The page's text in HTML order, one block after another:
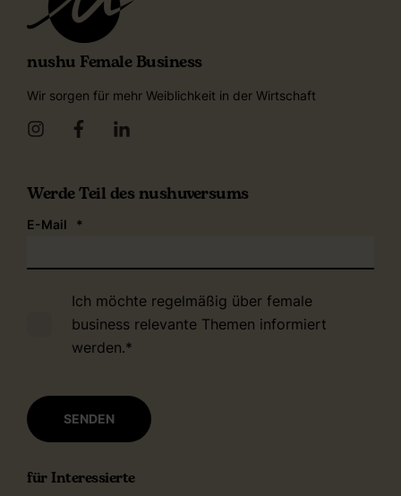
nushu Female Business
Wir sorgen für mehr Weiblichkeit in der Wirtschaft
Werde Teil des nushuversums
E-Mail *
Ich möchte regelmäßig über female
business relevante Themen informiert
werden.*
für Interessierte